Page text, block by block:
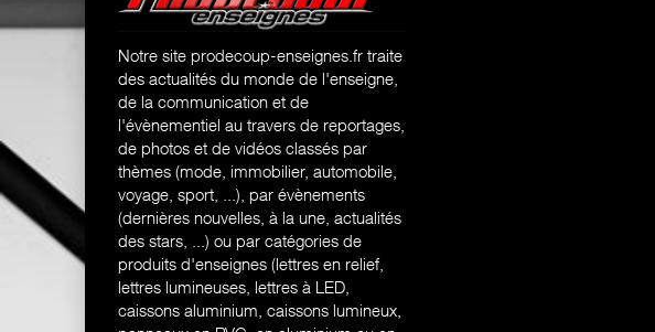
Notre site prodecoup-enseignes.fr traite
des actualités du monde de l'enseigne,
de la communication et de
l'évènementiel au travers de reportages,
de photos et de vidéos classés par
thèmes (mode, immobilier, automobile,
voyage, sport, ...), par évènements
(dernières nouvelles, à la une, actualités
des stars, ...) ou par catégories de
produits d'enseignes (lettres en relief,
lettres lumineuses, lettres à LED,
caissons aluminium, caissons lumineux,